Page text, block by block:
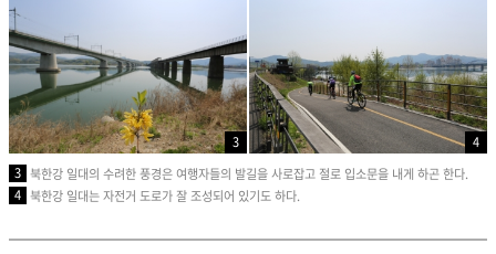
3
4
3 북한강 일대의 수려한 풍경은 여행자들의 발길을 사로잡고 절로 입소문을 내게 하곤 한다.
4 북한강 일대는 자전거 도로가 잘 조성되어 있기도 하다.